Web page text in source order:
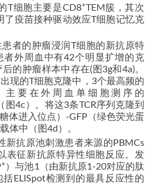
T细胞主要是CD8+TEM簇，其次
了疫苗接种驱动效应T细胞记忆克
者的肿瘤浸润T细胞的新抗原特
者外周血中有42个明显扩增的克
的肿瘤样本中存在(图3g和4a)。
现的T细胞克隆中，3个最高频的
主要在外周血单细胞测序的
图4c）。将这3条TCR序列克隆到
体进入位点）-GFP（绿色荧光蛋
体中（图4d）。
新抗原池刺激患者来源的PBMCs
表征新抗原特异性细胞反应。发
+）与池1（由新抗原1-20对应的肽
ELISpot检测到的最具反应性的